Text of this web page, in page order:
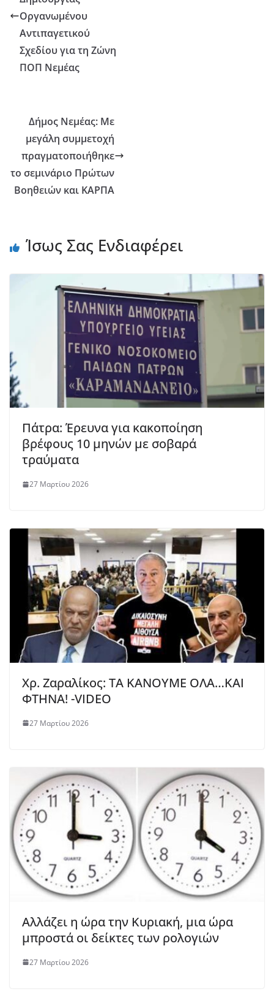
Οργανωμένου
Αντιπαγετικού
Σχεδίου για τη Ζώνη
ΠΟΠ Νεμέας
Δήμος Νεμέας: Με
μεγάλη συμμετοχή
πραγματοποιήθηκε
το σεμινάριο Πρώτων
Βοηθειών και ΚΑΡΠΑ
Ίσως Σας Ενδιαφέρει
Πάτρα: Έρευνα για κακοποίηση
βρέφους 10 μηνών με σοβαρά
τραύματα
27 Μαρτίου 2026
Χρ. Ζαραλίκος: ΤΑ ΚΑΝΟΥΜΕ ΟΛΑ…ΚΑΙ
ΦΤΗΝΑ! -VIDEO
27 Μαρτίου 2026
Αλλάζει η ώρα την Κυριακή, μια ώρα
μπροστά οι δείκτες των ρολογιών
27 Μαρτίου 2026